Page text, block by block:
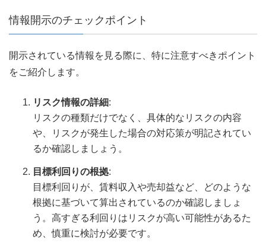
情報開示のチェックポイント
開示されている情報を見る際に、特に注意すべきポイント
をご紹介します。
リスク情報の詳細:
リスクの種類だけでなく、具体的なリスクの内容
や、リスクが発生した場合の対応策が明記されてい
るか確認しましょう。
目標利回りの根拠:
目標利回りが、賃料収入や売却益など、どのような
根拠に基づいて算出されているのか確認しましょ
う。高すぎる利回りはリスクが高い可能性があるた
め、慎重に検討が必要です。